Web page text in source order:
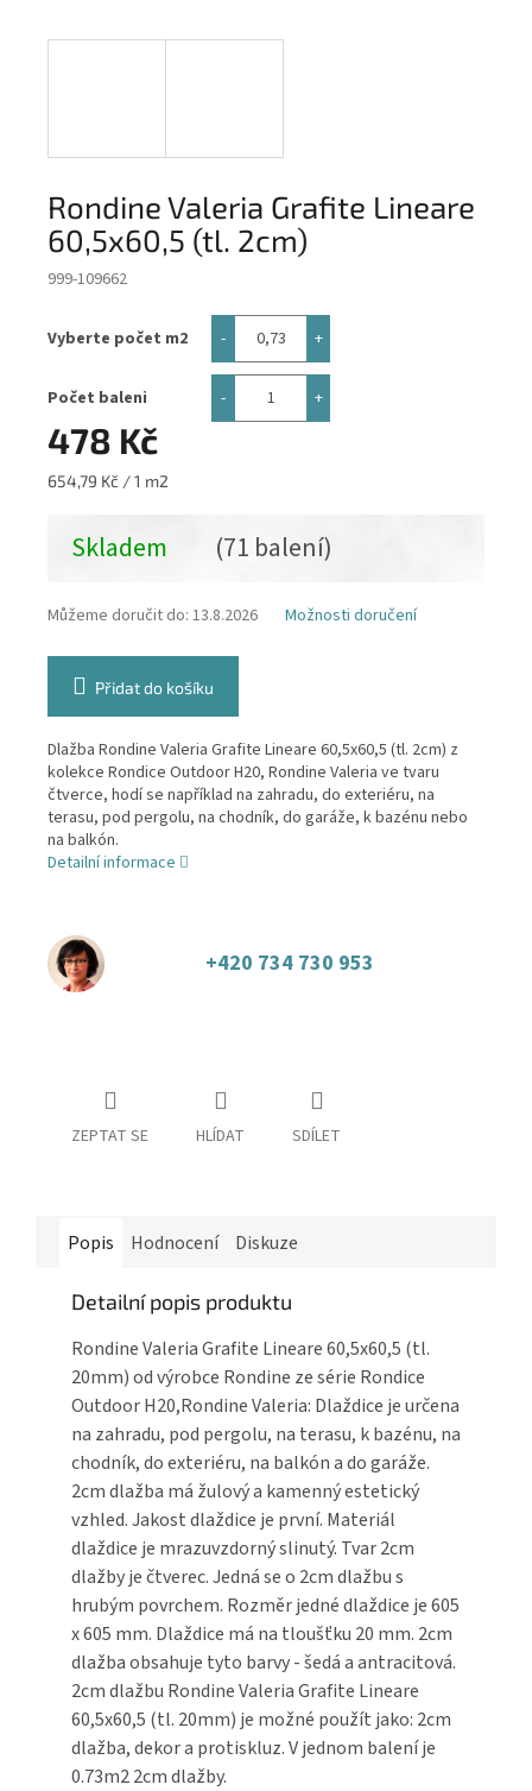
Rondine Valeria Grafite Lineare
60,5x60,5 (tl. 2cm)
999-109662
Vyberte počet m2
Počet baleni
478 Kč
Měrná
654,79 Kč / 1 m2
Skladem (71 balení)
Můžeme doručit do: 13.8.2026 Možnosti doručení
Přidat do košíku
Dlažba Rondine Valeria Grafite Lineare 60,5x60,5 (tl. 2cm) z
kolekce Rondice Outdoor H20, Rondine Valeria ve tvaru
čtverce, hodí se například na zahradu, do exteriéru, na
terasu, pod pergolu, na chodník, do garáže, k bazénu nebo
na balkón.
Detailní informace
+420 734 730 953
ZEPTAT SE HLÍDAT SDÍLET
Popis Hodnocení Diskuze
Detailní popis produktu
Rondine Valeria Grafite Lineare 60,5x60,5 (tl.
20mm) od výrobce Rondine ze série Rondice
Outdoor H20,Rondine Valeria: Dlaždice je určena
na zahradu, pod pergolu, na terasu, k bazénu, na
chodník, do exteriéru, na balkón a do garáže.
2cm dlažba má žulový a kamenný estetický
vzhled. Jakost dlaždice je první. Materiál
dlaždice je mrazuvzdorný slinutý. Tvar 2cm
dlažby je čtverec. Jedná se o 2cm dlažbu s
hrubým povrchem. Rozměr jedné dlaždice je 605
x 605 mm. Dlaždice má na tloušťku 20 mm. 2cm
dlažba obsahuje tyto barvy - šedá a antracitová.
2cm dlažbu Rondine Valeria Grafite Lineare
60,5x60,5 (tl. 20mm) je možné použít jako: 2cm
dlažba, dekor a protiskluz. V jednom balení je
0.73m2 2cm dlažby.